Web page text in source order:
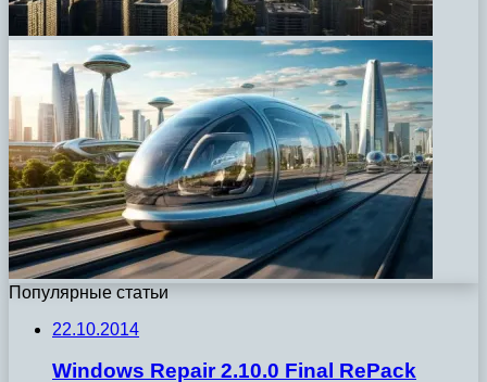
Популярные статьи
22.10.2014
Windows Repair 2.10.0 Final RePack